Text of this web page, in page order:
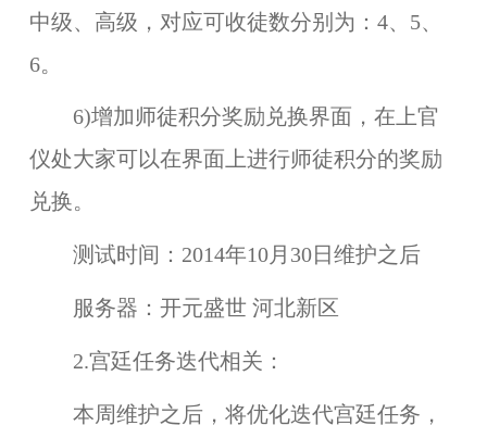
中级、高级，对应可收徒数分别为：4、5、
6。
6)增加师徒积分奖励兑换界面，在上官
仪处大家可以在界面上进行师徒积分的奖励
兑换。
测试时间： 2014年10月30日维护之后
服务器： 开元盛世 河北新区
2.宫廷任务迭代相关：
本周维护之后，将优化迭代宫廷任务 ，